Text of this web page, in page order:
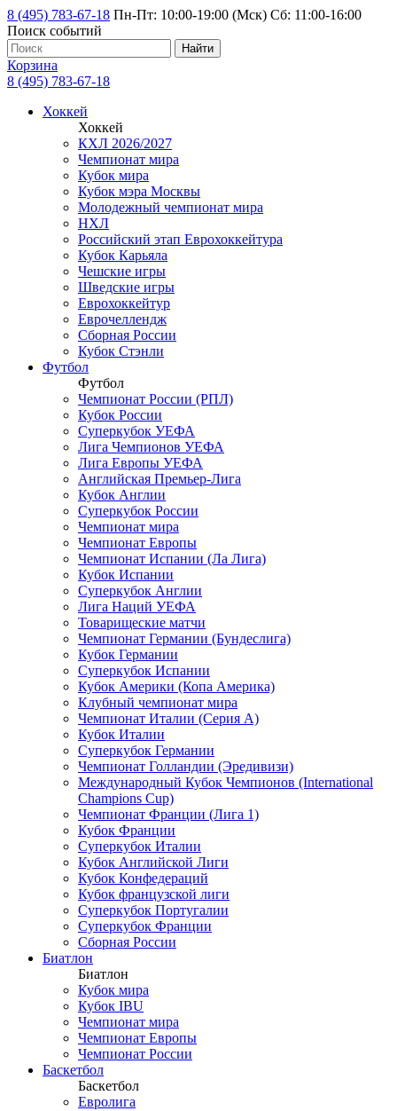
8 (495) 783-67-18 Пн-Пт: 10:00-19:00 (Мск) Сб: 11:00-16:00
Поиск событий
Найти
Корзина
8 (495) 783-67-18
Хоккей
Хоккей
КХЛ 2026/2027
Чемпионат мира
Кубок мира
Кубок мэра Москвы
Молодежный чемпионат мира
НХЛ
Российский этап Еврохоккейтура
Кубок Карьяла
Чешские игры
Шведские игры
Еврохоккейтур
Еврочеллендж
Сборная России
Кубок Стэнли
Футбол
Футбол
Чемпионат России (РПЛ)
Кубок России
Суперкубок УЕФА
Лига Чемпионов УЕФА
Лига Европы УЕФА
Английская Премьер-Лига
Кубок Англии
Суперкубок России
Чемпионат мира
Чемпионат Европы
Чемпионат Испании (Ла Лига)
Кубок Испании
Суперкубок Англии
Лига Наций УЕФА
Товарищеские матчи
Чемпионат Германии (Бундеслига)
Кубок Германии
Суперкубок Испании
Кубок Америки (Копа Америка)
Клубный чемпионат мира
Чемпионат Италии (Серия А)
Кубок Италии
Суперкубок Германии
Чемпионат Голландии (Эредивизи)
Международный Кубок Чемпионов (International
Champions Cup)
Чемпионат Франции (Лига 1)
Кубок Франции
Суперкубок Италии
Кубок Английской Лиги
Кубок Конфедераций
Кубок французской лиги
Суперкубок Португалии
Суперкубок Франции
Сборная России
Биатлон
Биатлон
Кубок мира
Кубок IBU
Чемпионат мира
Чемпионат Европы
Чемпионат России
Баскетбол
Баскетбол
Евролига